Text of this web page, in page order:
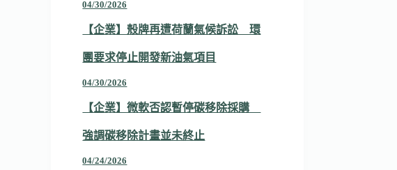
04/30/2026
【企業】殼牌再遭荷蘭氣候訴訟 環
團要求停止開發新油氣項目
04/30/2026
【企業】微軟否認暫停碳移除採購
強調碳移除計畫並未終止
04/24/2026